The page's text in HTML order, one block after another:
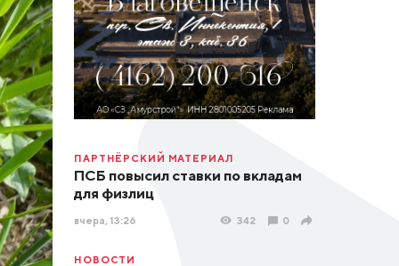
ПАРТНЁРСКИЙ МАТЕРИАЛ
ПСБ повысил ставки по вкладам
для физлиц
вчера, 13:26 342 0
НОВОСТИ